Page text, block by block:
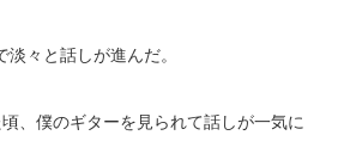
々と話しが進んだ。
、僕のギターを見られて話しが一気に